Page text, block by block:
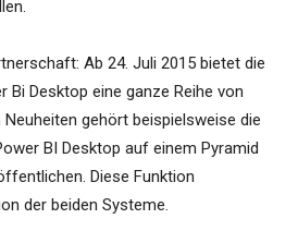
Ab 24. Juli 2015 bietet die
Bi Desktop eine ganze Reihe von
gehört beispielsweise die
BI Desktop auf einem Pyramid
Diese Funktion
der beiden Systeme.